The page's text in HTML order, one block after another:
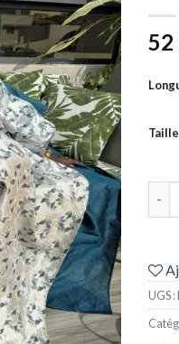
Ajouter
à la liste
souhaits
52
Taille
UGS :